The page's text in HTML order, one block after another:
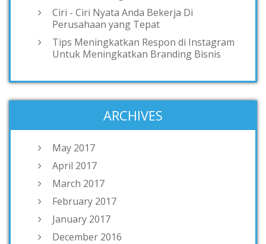
Ciri - Ciri Nyata Anda Bekerja Di
Perusahaan yang Tepat
Tips Meningkatkan Respon di Instagram
Untuk Meningkatkan Branding Bisnis
ARCHIVES
May 2017
April 2017
March 2017
February 2017
January 2017
December 2016